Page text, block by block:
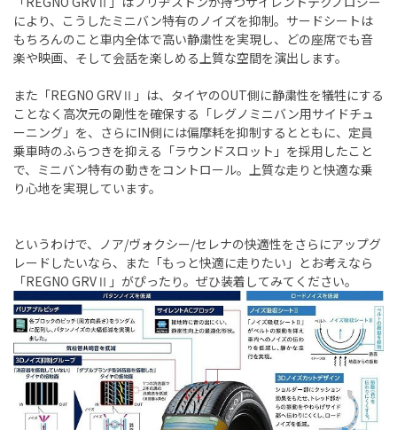
により、こうしたミニバン特有のノイズを抑制。サードシートは
もちろんのこと車内全体で高い静粛性を実現し、どの座席でも音
楽や映画、そして会話を楽しめる上質な空間を演出します。
また「REGNO GRVⅡ」は、タイヤのOUT側に静粛性を犠牲にする
ことなく高次元の剛性を確保する「レグノミニバン用サイドチュ
ーニング」を、さらにIN側には偏摩耗を抑制するとともに、定員
乗車時のふらつきを抑える「ラウンドスロット」を採用したこと
で、ミニバン特有の動きをコントロール。上質な走りと快適な乗
り心地を実現しています。
というわけで、ノア/ヴォクシー/セレナの快適性をさらにアップグ
レードしたいなら、また「もっと快適に走りたい」とお考えなら
「REGNO GRVⅡ」がぴったり。ぜひ装着してみてください。